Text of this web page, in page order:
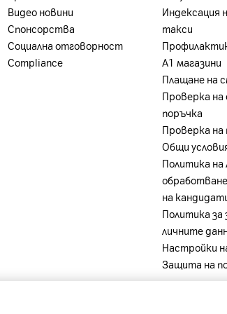
1700/2100, 1900, 2100 MHz)
13, 14, 17, 18, 19, 20, 21, 25, 26, 28,
n14, n20, n25, n26, n28, n29, n30,
USB-C Адаптер, кърпа за полиране"
Видео новини
Спонсорства
Социална отговорност
Compliance
Индексация
такси
А1 магазини
Плащане на
Проверка на
поръчка
Проверка на
Общи
Политика на
на
Политика за
личните
Настройки
Защита на